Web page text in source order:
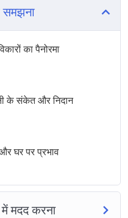
समझना
का पैनोरमा
के संकेत और निदान
घर पर प्रभाव
में मदद करना